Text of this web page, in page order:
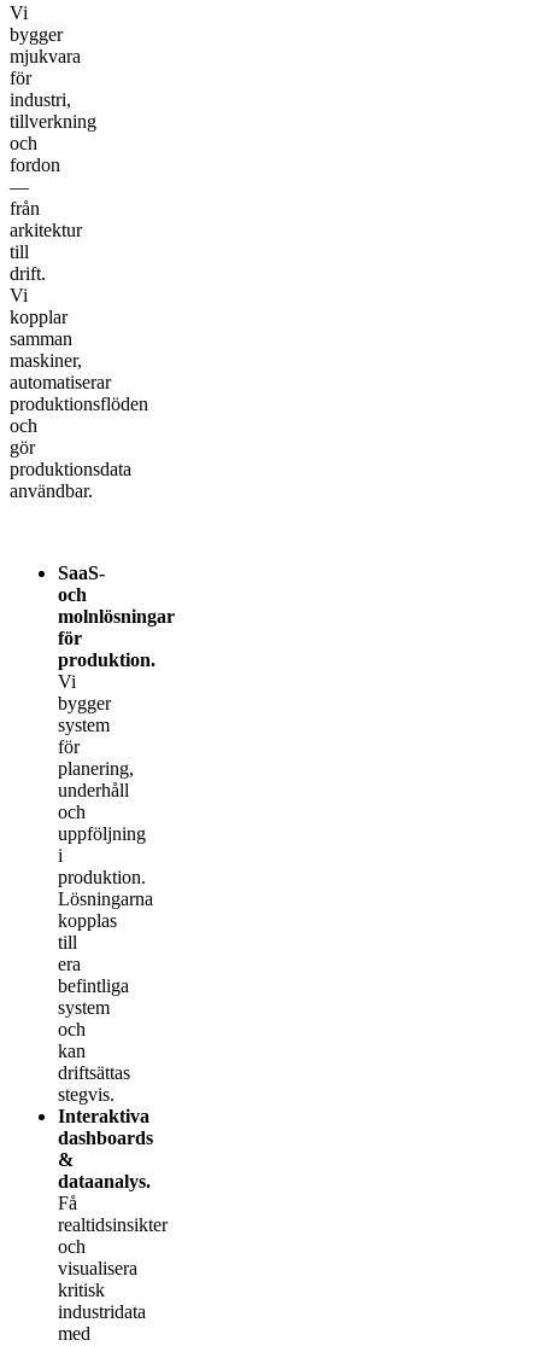
Vi
bygger
mjukvara
för
industri,
tillverkning
och
fordon
—
från
arkitektur
till
drift.
Vi
kopplar
samman
maskiner,
automatiserar
produktionsflöden
och
gör
produktionsdata
användbar.
SaaS-
och
molnlösningar
för
produktion.
Vi
bygger
system
för
planering,
underhåll
och
uppföljning
i
produktion.
Lösningarna
kopplas
till
era
befintliga
system
och
kan
driftsättas
stegvis.
Interaktiva
dashboards
&
dataanalys.
Få
realtidsinsikter
och
visualisera
kritisk
industridata
med